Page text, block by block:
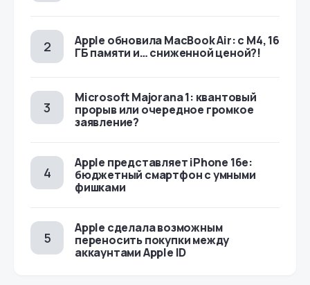
Apple обновила MacBook Air: с M4, 16
ГБ памяти и… сниженной ценой?!
Microsoft Majorana 1: квантовый
прорыв или очередное громкое
заявление?
Apple представляет iPhone 16e:
бюджетный смартфон с умными
фишками
Apple сделала возможным
переносить покупки между
аккаунтами Apple ID